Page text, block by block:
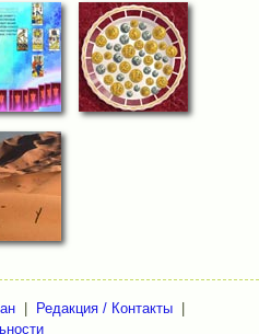
Редакция / Контакты